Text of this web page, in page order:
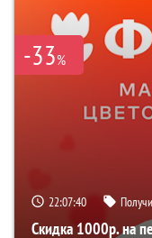
-33%
22:07:39
Скидка 1000р. на